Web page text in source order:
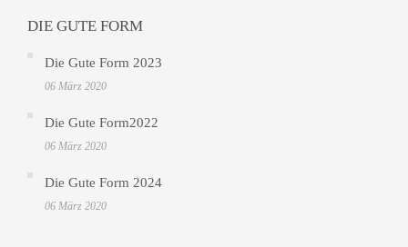
DIE GUTE FORM
Die Gute Form 2023
06 März 2020
Die Gute Form2022
06 März 2020
Die Gute Form 2024
06 März 2020